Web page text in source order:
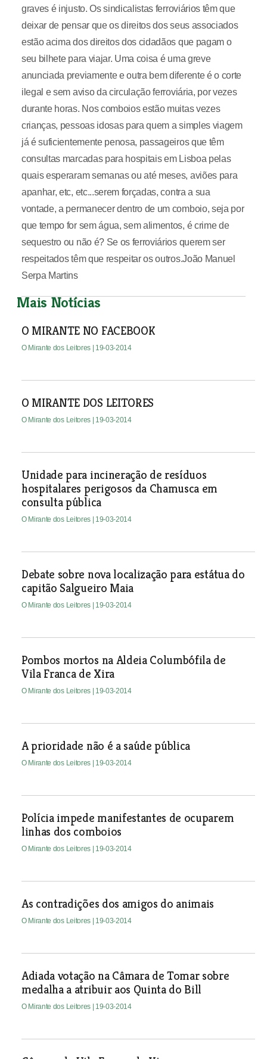
graves é injusto. Os sindicalistas ferroviários têm que
deixar de pensar que os direitos dos seus associados
estão acima dos direitos dos cidadãos que pagam o
seu bilhete para viajar. Uma coisa é uma greve
anunciada previamente e outra bem diferente é o corte
ilegal e sem aviso da circulação ferroviária, por vezes
durante horas. Nos comboios estão muitas vezes
crianças, pessoas idosas para quem a simples viagem
já é suficientemente penosa, passageiros que têm
consultas marcadas para hospitais em Lisboa pelas
quais esperaram semanas ou até meses, aviões para
apanhar, etc, etc...serem forçadas, contra a sua
vontade, a permanecer dentro de um comboio, seja por
que tempo for sem água, sem alimentos, é crime de
sequestro ou não é? Se os ferroviários querem ser
respeitados têm que respeitar os outros.João Manuel
Serpa Martins
Mais Notícias
O MIRANTE NO FACEBOOK
O Mirante dos Leitores | 19-03-2014
O MIRANTE DOS LEITORES
O Mirante dos Leitores | 19-03-2014
Unidade para incineração de resíduos
hospitalares perigosos da Chamusca em
consulta pública
O Mirante dos Leitores | 19-03-2014
Debate sobre nova localização para estátua do
capitão Salgueiro Maia
O Mirante dos Leitores | 19-03-2014
Pombos mortos na Aldeia Columbófila de
Vila Franca de Xira
O Mirante dos Leitores | 19-03-2014
A prioridade não é a saúde pública
O Mirante dos Leitores | 19-03-2014
Polícia impede manifestantes de ocuparem
linhas dos comboios
O Mirante dos Leitores | 19-03-2014
As contradições dos amigos do animais
O Mirante dos Leitores | 19-03-2014
Adiada votação na Câmara de Tomar sobre
medalha a atribuir aos Quinta do Bill
O Mirante dos Leitores | 19-03-2014